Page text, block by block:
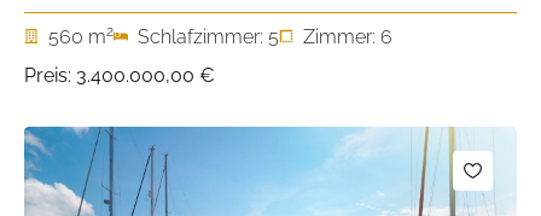
560 m2 Schlafzimmer: 5
Zimmer: 6
Preis: 3.400.000,00 €